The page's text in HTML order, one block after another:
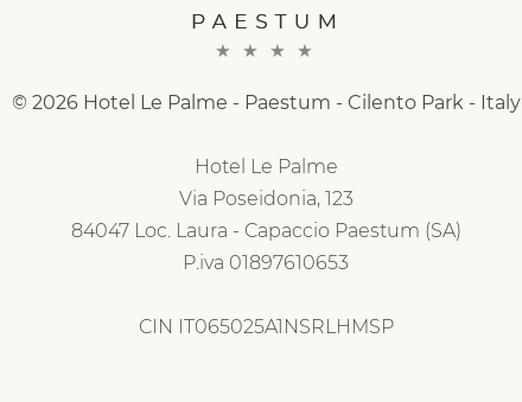
© 2026 Hotel Le Palme - Paestum - Cilento Park - Italy
Hotel Le Palme
Via Poseidonia, 123
84047 Loc. Laura - Capaccio Paestum (SA)
P.iva 01897610653
CIN IT065025A1NSRLHMSP